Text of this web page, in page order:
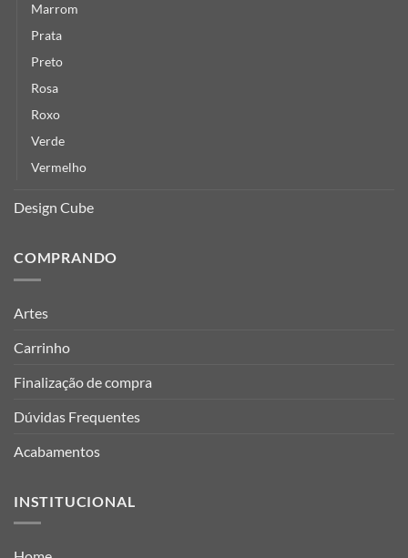
Marrom
Prata
Preto
Rosa
Roxo
Verde
Vermelho
Design Cube
COMPRANDO
Artes
Carrinho
Finalização de compra
Dúvidas Frequentes
Acabamentos
INSTITUCIONAL